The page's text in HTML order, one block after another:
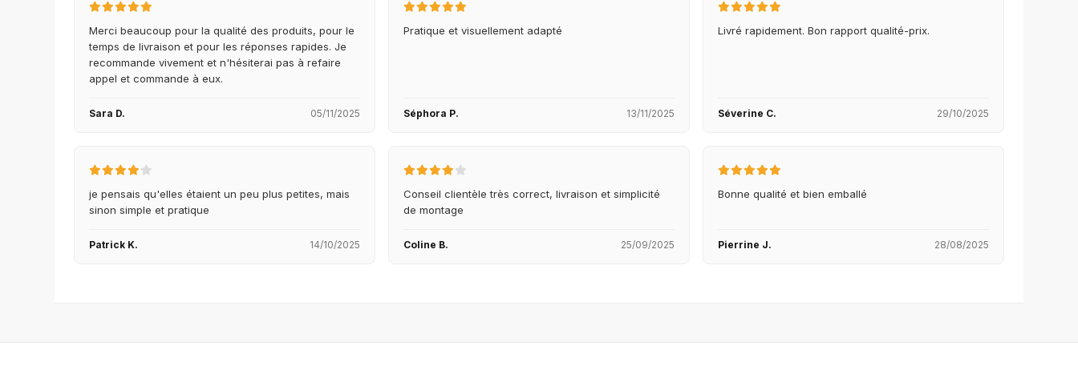
Merci beaucoup pour la qualité des produits, pour le
temps de livraison et pour les réponses rapides. Je
recommande vivement et n'hésiterai pas à refaire
appel et commande à eux.
Sara D. 05/11/2025
Pratique et visuellement adapté
Séphora P. 13/11/2025
Livré rapidement. Bon rapport qualité-prix.
Séverine C. 29/10/2025
je pensais qu'elles étaient un peu plus petites, mais
sinon simple et pratique
Patrick K. 14/10/2025
Conseil clientèle très correct, livraison et simplicité
de montage
Coline B. 25/09/2025
Bonne qualité et bien emballé
Pierrine J. 28/08/2025